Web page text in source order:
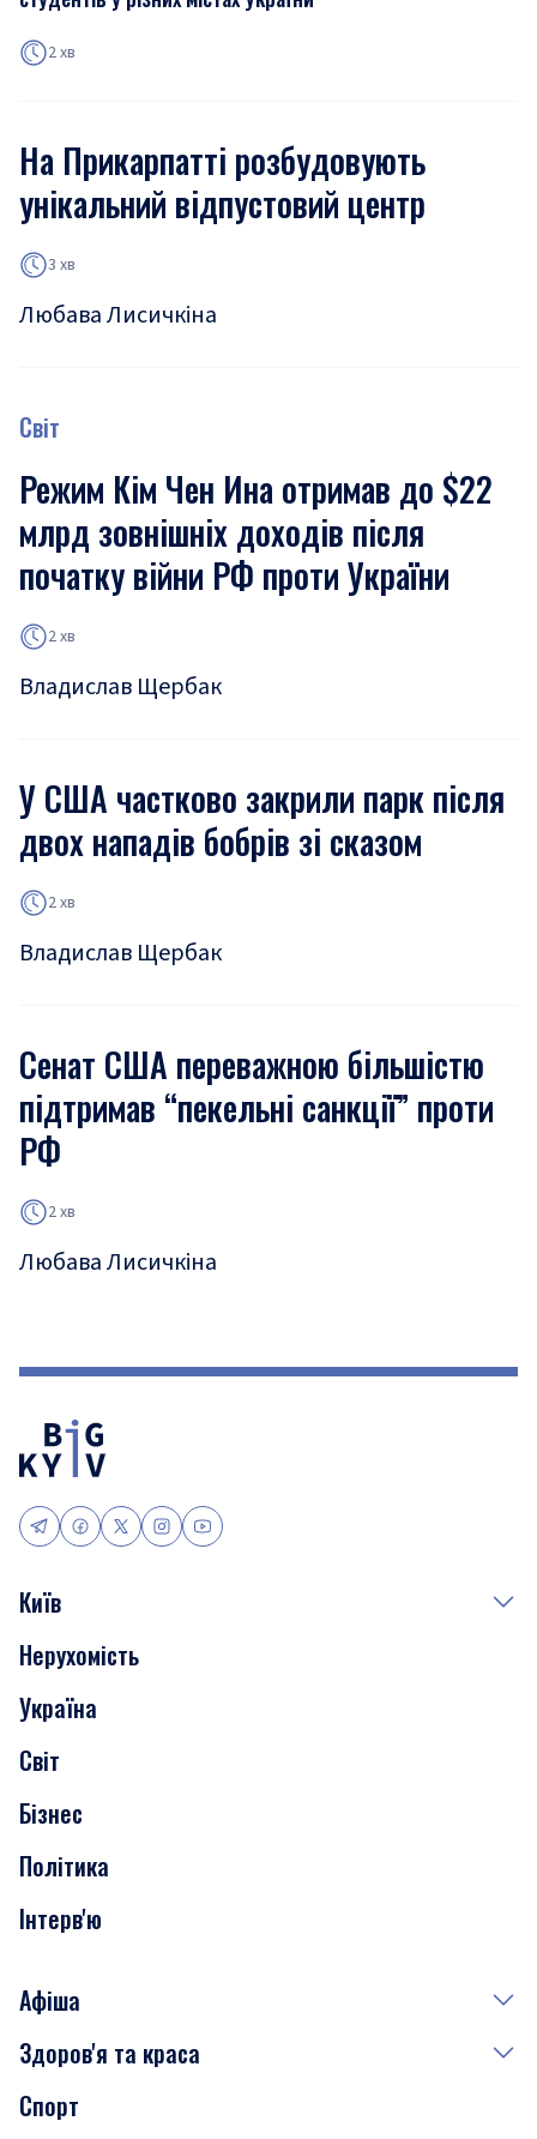
2 хв
На Прикарпатті розбудовують
унікальний відпустовий центр
3 хв
Любава Лисичкіна
Світ
Режим Кім Чен Ина отримав до $22
млрд зовнішніх доходів після
початку війни РФ проти України
2 хв
Владислав Щербак
У США частково закрили парк після
двох нападів бобрів зі сказом
2 хв
Владислав Щербак
Сенат США переважною більшістю
підтримав “пекельні санкції” проти
РФ
2 хв
Любава Лисичкіна
Київ
Події
Скандали
Нерухомість
Транспорт
Нерухомість
Україна
Світ
Бізнес
Політика
Інтерв'ю
Афіша
Сьогодні
Завтра
Здоров'я та краса
Медицина
Спорт